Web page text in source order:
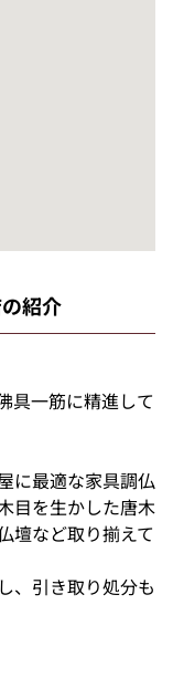
紹介
具一筋に精進して
に最適な家具調仏
目を生かした唐木
壇など取り揃えて
、引き取り処分も